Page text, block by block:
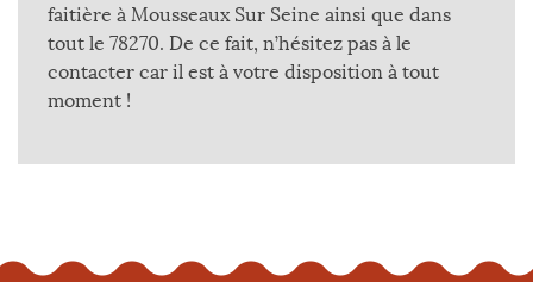
faitière à Mousseaux Sur Seine ainsi que dans
tout le 78270. De ce fait, n’hésitez pas à le
contacter car il est à votre disposition à tout
moment !